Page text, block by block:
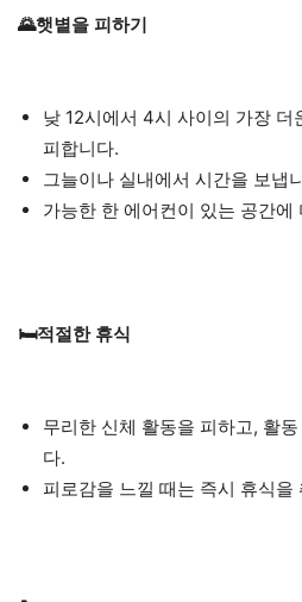
🌄햇볕을 피하기
낮 12시에서 4시 사이의 가장 더
피합니다.
그늘이나 실내에서 시간을 보냅
가능한 한 에어컨이 있는 공간에
🛏️적절한 휴식
무리한 신체 활동을 피하고, 활
다.
피로감을 느낄 때는 즉시 휴식을